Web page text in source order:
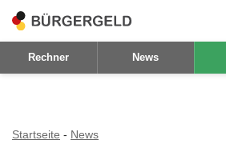
Zum
Inhalt
Rechner News
Startseite - News